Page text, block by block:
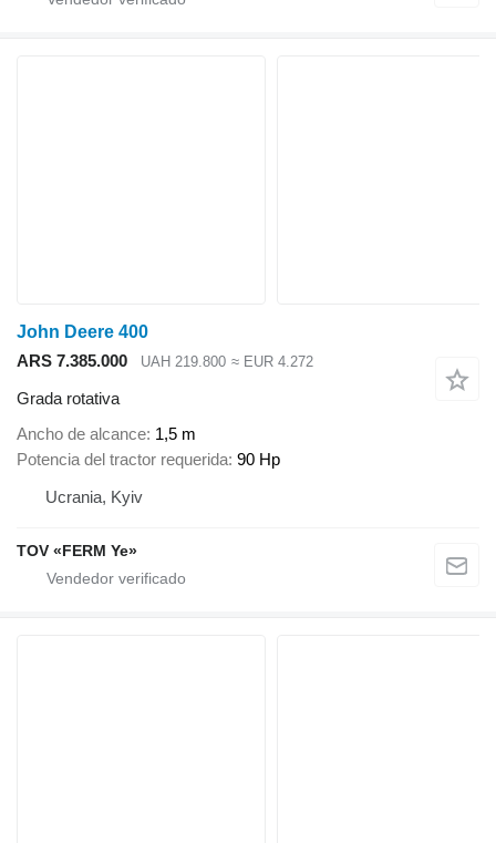
John Deere 400
ARS 7.385.000
UAH 219.800 ≈ EUR 4.272
Grada rotativa
Ancho de alcance 1,5 m
Potencia del tractor requerida 90 Hp
Ucrania, Kyiv
TOV «FERM Ye»